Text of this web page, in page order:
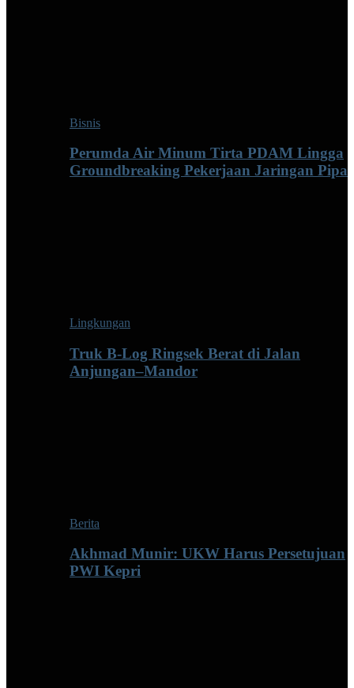
Bisnis
Perumda Air Minum Tirta PDAM Lingga
Groundbreaking Pekerjaan Jaringan Pipa
Lingkungan
Truk B-Log Ringsek Berat di Jalan
Anjungan–Mandor
Berita
Akhmad Munir: UKW Harus Persetujuan
PWI Kepri